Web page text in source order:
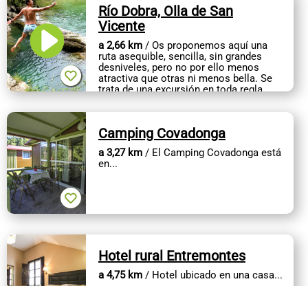
Río Dobra, Olla de San
Vicente
a 2,66 km / Os proponemos aquí una
ruta asequible, sencilla, sin grandes
desniveles, pero no por ello menos
atractiva que otras ni menos bella. Se
trata de una excursión en toda regla,
Camping Covadonga
a 3,27 km / El Camping Covadonga está
en...
Hotel rural Entremontes
a 4,75 km / Hotel ubicado en una casa...